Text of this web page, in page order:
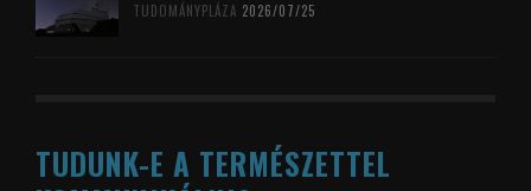
TUDOMÁNYPLÁZA 2026/07/25
TUDUNK-E A TERMÉSZETTEL